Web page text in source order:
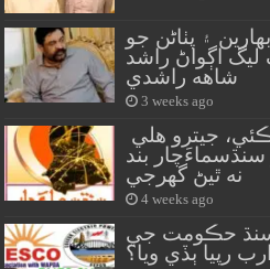
۽ پٺاڻن جو
اڳواڻ راشد
شاهه راشدي
3 weeks ago
بند
نه ٿيڻ گهرجي
4 weeks ago
حڪومت جي